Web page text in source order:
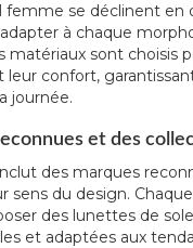
femme se déclinent en
à chaque
matériaux sont choisis
leur confort,
journée.
et des
des marques
sens du design.
des lunettes de
et adaptées aux